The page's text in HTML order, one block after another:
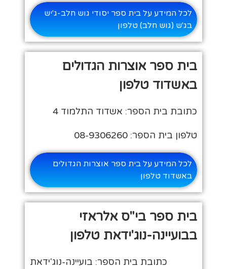
לכל המידע על בית ספר יסודי גוש חלב-ג'יש
בג'ש (גוש חלב) טלפון
בית ספר אוצרות הגדולים
באשדוד טלפון
כתובת בית הספר: אשדוד התלמוד 4
טלפון בית הספר: 08-9306260
לכל המידע על בית ספר אוצרות הגדולים
באשדוד טלפון
בית ספר בי"ס אלראזי
בבועיינה-נוג'ידאת טלפון
כתובת בית הספר: בועיינה-נוג'ידאת